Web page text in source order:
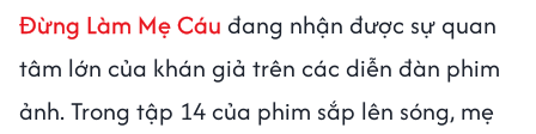
Đừng Làm Mẹ Cáu đang nhận được sự quan
tâm lớn của khán giả trên các diễn đàn phim
ảnh. Trong tập 14 của phim sắp lên sóng, mẹ